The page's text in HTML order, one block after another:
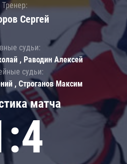
матча
Тренер:
Сергей
судьи:
, Раводин Алексей
судьи:
, Строганов Максим